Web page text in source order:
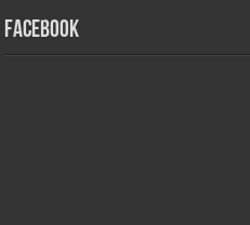
Facebook